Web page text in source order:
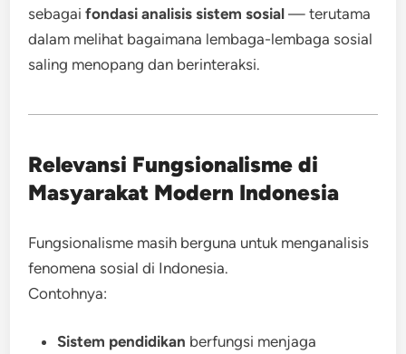
sebagaifondasi analisis sistem sosial — terutama
dalam melihat bagaimana lembaga-lembaga sosial
saling menopang dan berinteraksi.
Relevansi Fungsionalisme di
Masyarakat Modern Indonesia
Fungsionalisme masih berguna untuk menganalisis
fenomena sosial di Indonesia.
Contohnya:
Sistem pendidikan berfungsi menjaga